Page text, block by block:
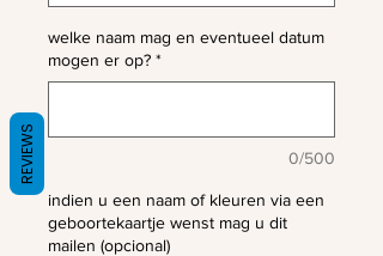
welke naam mag en eventueel datum
mogen er op? *
0/500
indien u een naam of kleuren via een
geboortekaartje wenst mag u dit
mailen (opcional)
REVIEWS